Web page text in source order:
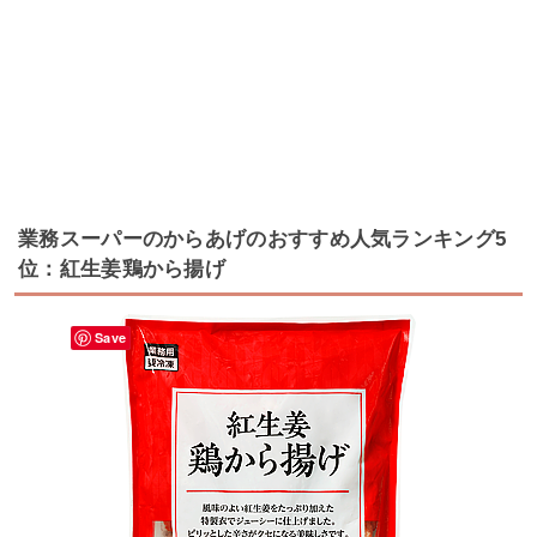
業務スーパーのからあげのおすすめ人気ランキング5
位：紅生姜鶏から揚げ
Save